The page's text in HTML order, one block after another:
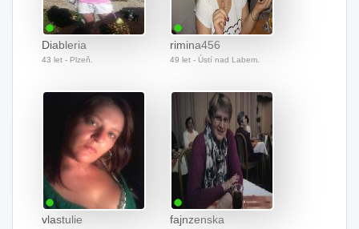
Diableria
43 let - Plzeň.
rimina456
49 let - Ústí nad Labem.
vlastulie fajnzenska